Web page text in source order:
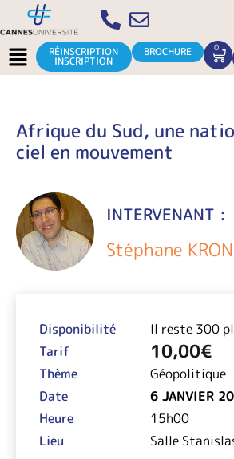
Aller
au
contenu
Menu RÉINSCRIPTION
INSCRIPTION
BROCHURE 0
Afrique du Sud, une
ciel en mouvement
INTERVENANT :
Stéphane
Disponibilité
Il reste 300
Tarif
10,00€
Thème
Géopolitique
Date
6 JANVIER
Heure
15h00
Lieu
Salle